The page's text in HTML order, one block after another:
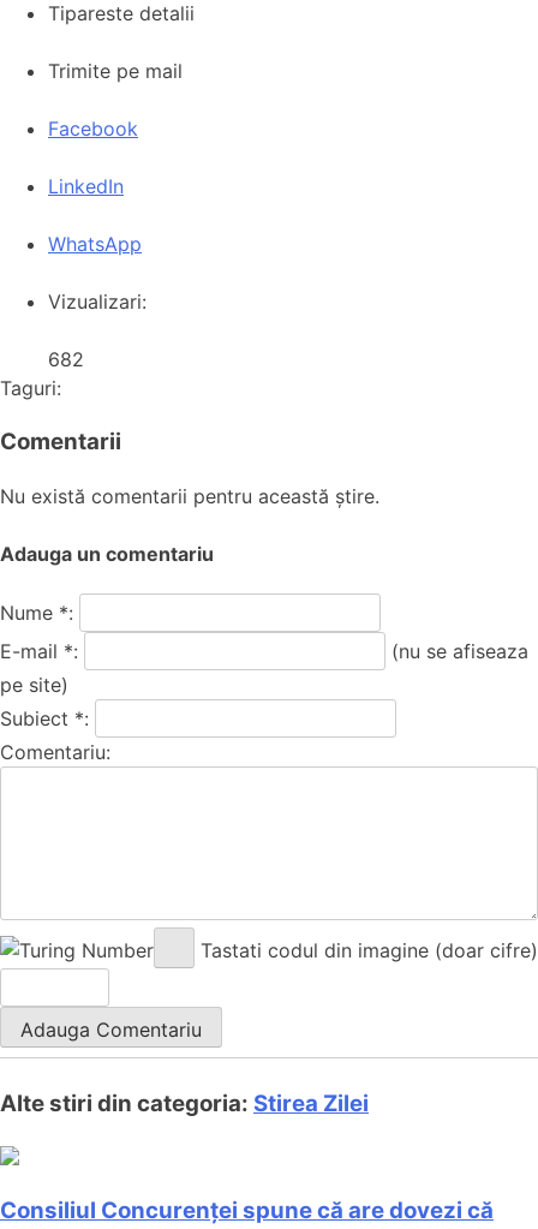
Tipareste detalii
Trimite pe mail
Facebook
LinkedIn
WhatsApp
Vizualizari:
682
Taguri:
Comentarii
Nu există comentarii pentru această știre.
Adauga un comentariu
Nume *:
E-mail *:
(nu se afiseaza
pe site)
Subiect *:
Comentariu:
Tastati codul din imagine (doar cifre)
Alte stiri din categoria: Stirea Zilei
Consiliul Concurenței spune că are dovezi că